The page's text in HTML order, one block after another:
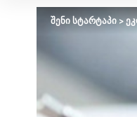
შენი სტარტაპი>